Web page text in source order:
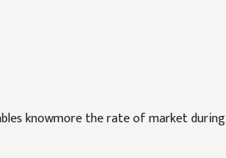
knowmore the rate of market during